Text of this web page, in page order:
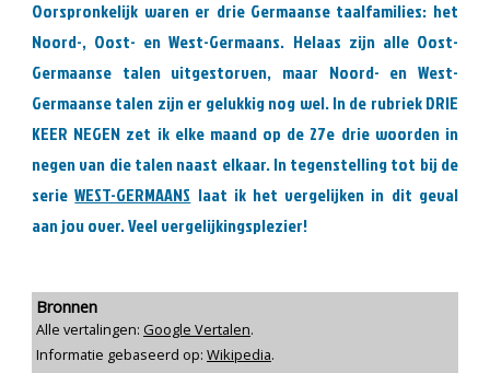
Oorspronkelijk waren er drie Germaanse taalfamilies: het
Noord-, Oost- en West-Germaans. Helaas zijn alle Oost-
Germaanse talen uitgestorven, maar Noord- en West-
Germaanse talen zijn er gelukkig nog wel. In de rubriek DRIE
KEER NEGEN zet ik elke maand op de 27e drie woorden in
negen van die talen naast elkaar. In tegenstelling tot bij de
serieWEST-GERMAANS laat ik het vergelijken in dit geval
aan jou over. Veel vergelijkingsplezier!
Bronnen
Alle vertalingen: Google Vertalen.
Informatie gebaseerd op:Wikipedia.